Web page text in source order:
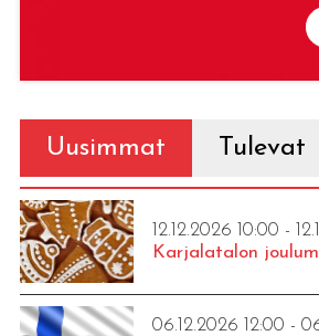
Uusimmat Tulevat
12.12.2026 10:00 -
Karjalatalon
06.12.2026 12:00 -